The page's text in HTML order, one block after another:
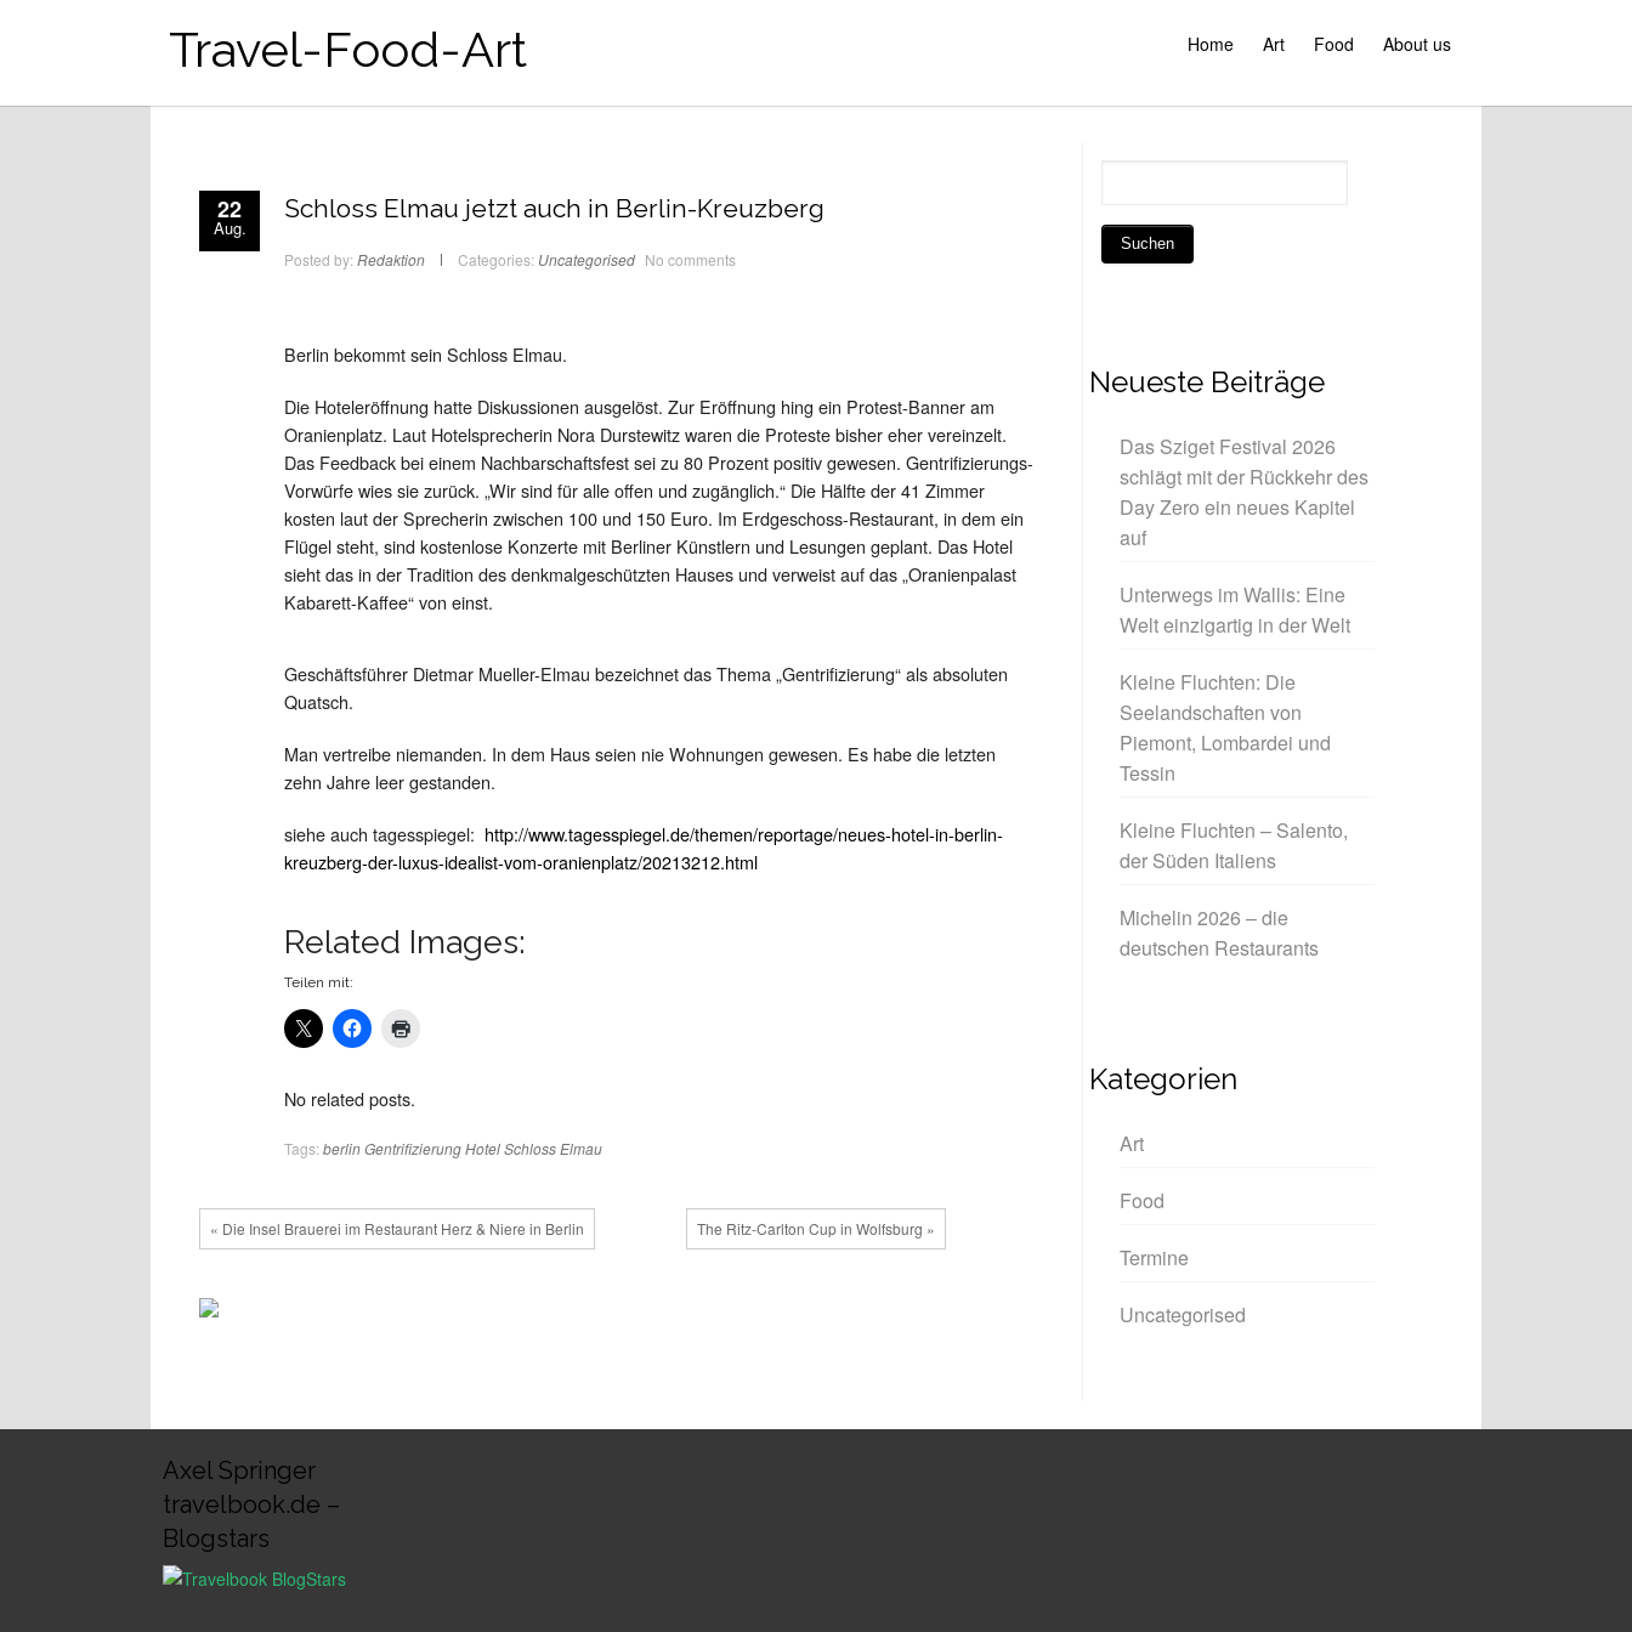
Travel-Food-Art Home Art Food About us
22
Aug.
Schloss Elmau jetzt auch in Berlin-Kreuzberg
Posted by: Redaktion Categories: Uncategorised No comments
Berlin bekommt sein Schloss Elmau.
Die Hoteleröffnung hatte Diskussionen ausgelöst. Zur Eröffnung hing ein Protest-Banner am
Oranienplatz. Laut Hotelsprecherin Nora Durstewitz waren die Proteste bisher eher vereinzelt.
Das Feedback bei einem Nachbarschaftsfest sei zu 80 Prozent positiv gewesen. Gentrifizierungs-
Vorwürfe wies sie zurück. „Wir sind für alle offen und zugänglich.“ Die Hälfte der 41 Zimmer
kosten laut der Sprecherin zwischen 100 und 150 Euro. Im Erdgeschoss-Restaurant, in dem ein
Flügel steht, sind kostenlose Konzerte mit Berliner Künstlern und Lesungen geplant. Das Hotel
sieht das in der Tradition des denkmalgeschützten Hauses und verweist auf das „Oranienpalast
Kabarett-Kaffee“ von einst.
Geschäftsführer Dietmar Mueller-Elmau bezeichnet das Thema „Gentrifizierung“ als absoluten
Quatsch.
Man vertreibe niemanden. In dem Haus seien nie Wohnungen gewesen. Es habe die letzten
zehn Jahre leer gestanden.
siehe auch tagesspiegel: http://www.tagesspiegel.de/themen/reportage/neues-hotel-in-berlin-
kreuzberg-der-luxus-idealist-vom-oranienplatz/20213212.html
Related Images:
Teilen mit:
No related posts.
Tags: berlinGentrifizierungHotelSchloss Elmau
« Die Insel Brauerei im Restaurant Herz & Niere in Berlin The Ritz-Carlton Cup in Wolfsburg »
Neueste Beiträge
Das Sziget Festival 2026
schlägt mit der Rückkehr des
Day Zero ein neues Kapitel
auf
Unterwegs im Wallis: Eine
Welt einzigartig in der Welt
Kleine Fluchten: Die
Seelandschaften von
Piemont, Lombardei und
Tessin
Kleine Fluchten – Salento,
der Süden Italiens
Michelin 2026 – die
deutschen Restaurants
Kategorien
Art
Food
Termine
Uncategorised
Axel Springer
travelbook.de –
Blogstars